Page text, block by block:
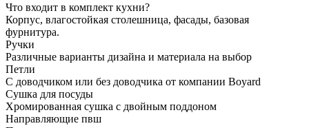
Что входит в комплект кухни?
Корпус, влагостойкая столешница, фасады, базовая
фурнитура.
Ручки
Различные варианты дизайна и материала на выбор
Петли
С доводчиком или без доводчика от компании Boyard
Сушка для посуды
Хромированная сушка с двойным поддоном
Направляющие пвш